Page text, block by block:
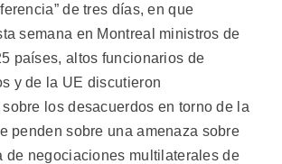
de tres días, en que
semana en Montreal ministros de
países, altos funcionarios de
y de la UE discutieron
los desacuerdos en torno de la
penden sobre una amenaza sobre
de negociaciones multilaterales de